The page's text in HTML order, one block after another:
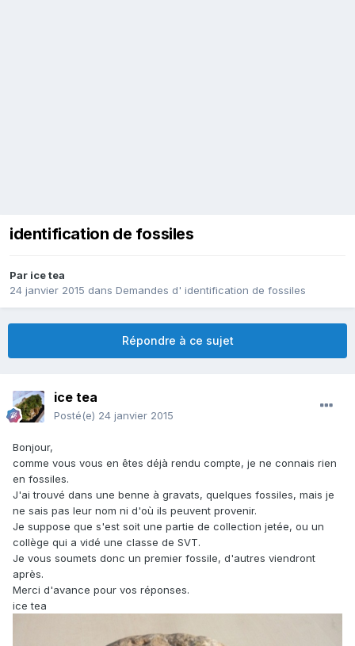
identification de fossiles
Par ice tea
24 janvier 2015 dans Demandes d' identification de fossiles
Répondre à ce sujet
ice tea
Posté(e) 24 janvier 2015
Bonjour,
comme vous vous en êtes déjà rendu compte, je ne connais rien
en fossiles.
J'ai trouvé dans une benne à gravats, quelques fossiles, mais je
ne sais pas leur nom ni d'où ils peuvent provenir.
Je suppose que s'est soit une partie de collection jetée, ou un
collège qui a vidé une classe de SVT.
Je vous soumets donc un premier fossile, d'autres viendront
après.
Merci d'avance pour vos réponses.
ice tea